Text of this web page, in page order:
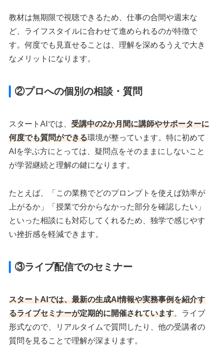
教材は無期限で視聴できるため、仕事の合間や週末な
ど、ライフスタイルに合わせて進められるのが特徴で
す。何度でも見直せることは、理解を深めるうえで大き
なメリットになります。
②プロへの個別の相談・質問
スタートAIでは、受講中の2か月間に講師やサポーターに
何度でも質問ができる環境が整っています。特に初めて
AIを学ぶ方にとっては、疑問点をそのままにしないこと
が学習継続と理解の鍵になります。
たとえば、「この業務でどのプロンプトを使えば効率が
上がるか」「授業で分からなかった部分を確認したい」
といった相談にも対応してくれるため、独学で感じやす
い挫折感を軽減できます。
③ライブ配信でのセミナー
スタートAIでは、最新の生成AI情報や実務事例を紹介す
るライブセミナーが定期的に開催されています。ライブ
形式なので、リアルタイムで質問したり、他の受講者の
質問を見ることで理解が深まります。